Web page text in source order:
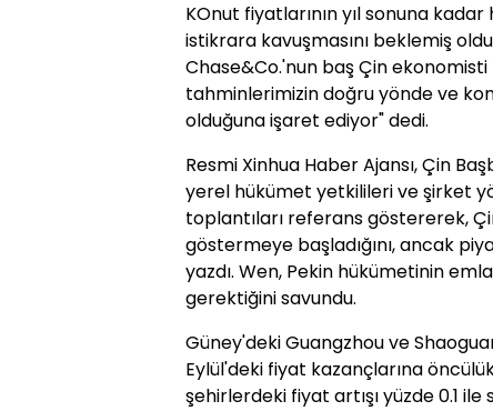
KOnut fiyatlarının yıl sonuna
istikrara kavuşmasını beklemiş
Chase&Co.'nun baş Çin ekonomisti
tahminlerimizin doğru yönde ve
olduğuna işaret ediyor" dedi.
Resmi Xinhua Haber Ajansı, Çin
yerel hükümet yetkilileri ve şirket
toplantıları referans göstererek,
göstermeye başladığını, ancak
yazdı. Wen, Pekin hükümetinin
gerektiğini savundu.
Güney'deki Guangzhou ve
Eylül'deki fiyat kazançlarına
şehirlerdeki fiyat artışı yüzde 0.1 ile